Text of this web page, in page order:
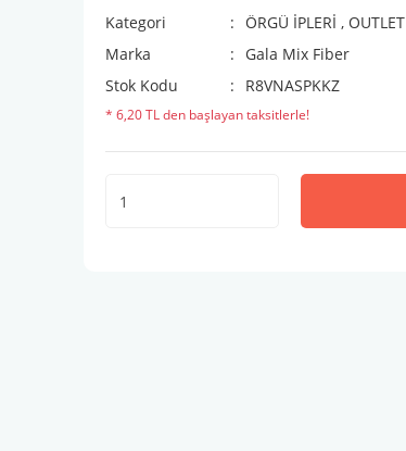
Kategori ÖRGÜ İPLERİ , OUTLET
Marka
Gala Mix Fiber
Stok Kodu
R8VNASPKKZ
* 6,20 TL den başlayan taksitlerle!